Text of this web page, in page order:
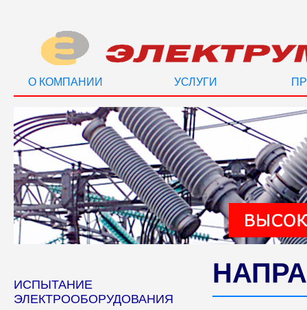
О КОМПАНИИ УСЛУГИ
ИСПЫТАНИЕ
ЭЛЕКТРООБОРУДОВАНИЯ